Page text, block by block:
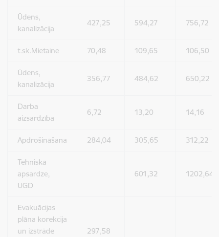
Ūdens,
kanalizācija
427,25 594,27 756,72
t.sk.Mietaine 70,48 109,65 106,50
Ūdens,
kanalizācija
356,77 484,62 650,22
Darba
aizsardzība
6,72 13,20 14,16
Apdrošināšana 284,04 305,65 312,22
Tehniskā
apsardze,
UGD
601,32 1202,64
Evakuācijas
plāna korekcija
un izstrāde
297,58